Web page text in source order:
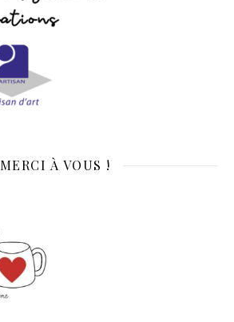
MERCI À VOUS !